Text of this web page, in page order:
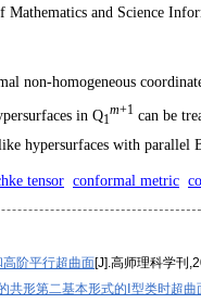
Mathematics and Science
non-homogeneous
in Q1
m+1 can be
hypersurfaces with parallel
tensor conformal metric
阶平行超曲面[J].高师理科学刊
共形第二基本形式的Ⅰ型类时超曲